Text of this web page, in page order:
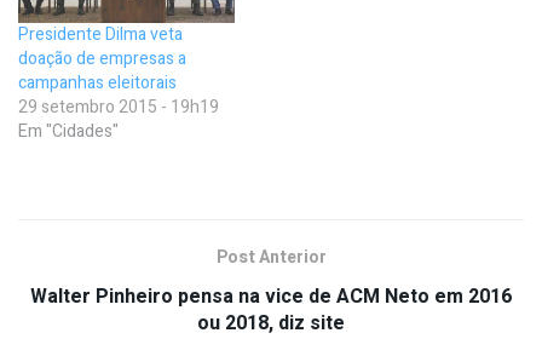
Presidente Dilma veta
doação de empresas a
campanhas eleitorais
29 setembro 2015 - 19h19
Em "Cidades"
Post Anterior
Walter Pinheiro pensa na vice de ACM Neto em 2016
ou 2018, diz site